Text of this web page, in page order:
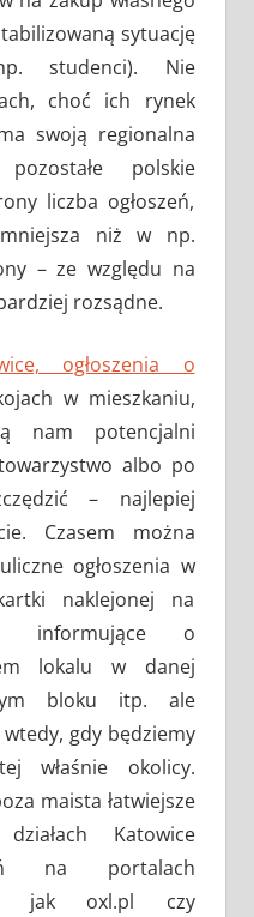
sytuację
studenci). Nie
choć ich rynek
swoją regionalna
polskie
liczba ogłoszeń,
niż w np.
– ze względu na
rozsądne.
ogłoszenia o
w mieszkaniu,
nam potencjalni
albo po
– najlepiej
Czasem można
ogłoszenia w
naklejonej na
informujące o
lokalu w danej
bloku itp. ale
gdy będziemy
właśnie okolicy.
maista łatwiejsze
Katowice
na portalach
jak oxl.pl czy